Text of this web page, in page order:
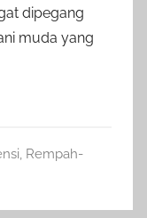
dipegang
muda yang
Rempah-